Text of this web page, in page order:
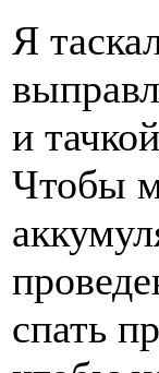
Я
и
Чтобы
спать